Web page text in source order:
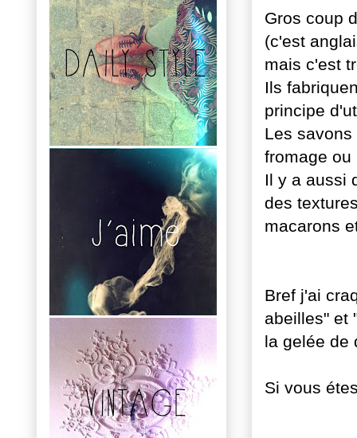
Gros coup
(c'est
mais c'est
Ils
principe
Les
fromage ou
Il y a aussi
des
macarons
Bref j'ai
abeilles" et
la gelée de
Si vous